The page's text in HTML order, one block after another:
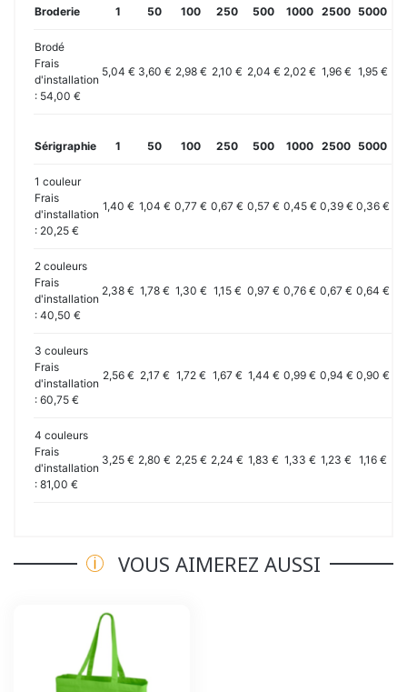
Broderie 1 50 100 250 500 1000 2500 5000
Brodé
Frais
d'installation
: 54,00 €
5,04 € 3,60 € 2,98 € 2,10 € 2,04 € 2,02 € 1,96 € 1,95 €
Sérigraphie 1 50 100 250 500 1000 2500 5000
1 couleur
Frais
d'installation
: 20,25 €
1,40 € 1,04 € 0,77 € 0,67 € 0,57 € 0,45 € 0,39 € 0,36 €
2 couleurs
Frais
d'installation
: 40,50 €
2,38 € 1,78 € 1,30 € 1,15 € 0,97 € 0,76 € 0,67 € 0,64 €
3 couleurs
Frais
d'installation
: 60,75 €
2,56 € 2,17 € 1,72 € 1,67 € 1,44 € 0,99 € 0,94 € 0,90 €
4 couleurs
Frais
d'installation
: 81,00 €
3,25 € 2,80 € 2,25 € 2,24 € 1,83 € 1,33 € 1,23 € 1,16 €
VOUS AIMEREZ AUSSI